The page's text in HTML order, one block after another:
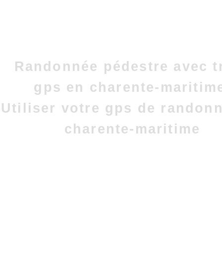
Randonnée pédestre avec
gps en charente-
Utiliser votre gps de
charente-maritime